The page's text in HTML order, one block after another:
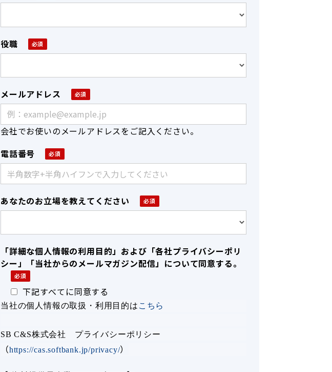
役職
メールアドレス
会社でお使いのメールアドレスをご記入ください。
電話番号
あなたのお立場を教えてください
「詳細な個人情報の利用目的」および「各社プライバシーポリ
シー」「当社からのメールマガジン配信」について同意する。
下記すべてに同意する
当社の個人情報の取扱・利用目的は こちら
SB C&S株式会社 プライバシーポリシー
（https://cas.softbank.jp/privacy/）